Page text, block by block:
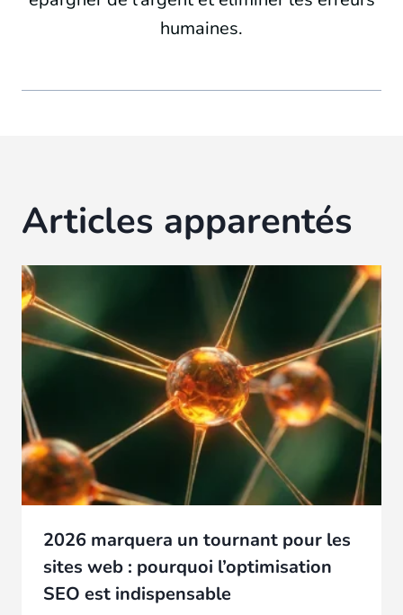
humaines.
Articles apparentés
2026 marquera un tournant pour les
sites web : pourquoi l’optimisation
SEO est indispensable